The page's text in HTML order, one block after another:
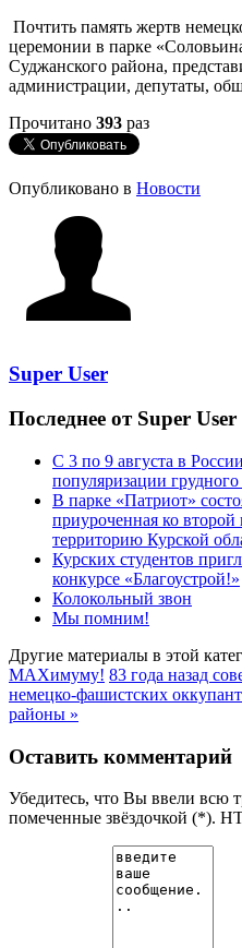
Почтить память жертв
церемонии в парке
Суджанского района,
администрации, депутаты,
Прочитано 393 раз
Опубликовано в Новости
Super User
Последнее от Super User
С 3 по 9 августа в
популяризации
В парке «Патриот»
приуроченная ко
территорию Курской
Курских студентов
конкурсе «Благоустрой!»
Колокольный звон
Мы помним!
Другие материалы в этой
MAXимуму! 83 года назад
немецко-фашистских
районы »
Оставить комментарий
Убедитесь, что Вы ввели всю
помеченные звёздочкой (*).